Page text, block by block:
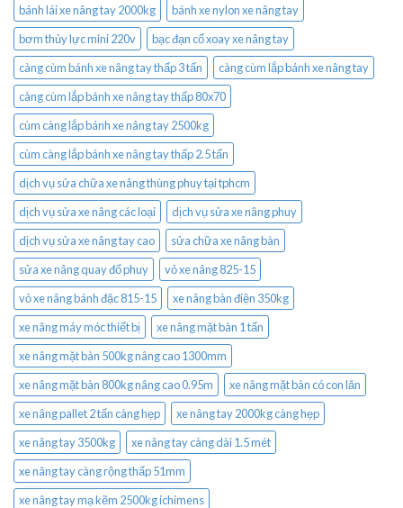
bánh lái xe nâng tay 2000kg
bánh xe nylon xe nâng tay
bơm thủy lực mini 220v
bạc đạn cổ xoay xe nâng tay
càng cùm bánh xe nâng tay thấp 3 tấn
càng cùm lắp bánh xe nâng tay
càng cùm lắp bánh xe nâng tay thấp 80x70
cùm càng lắp bánh xe nâng tay 2500kg
cùm càng lắp bánh xe nâng tay thấp 2.5 tấn
dịch vụ sửa chữa xe nâng thùng phuy tại tphcm
dịch vụ sửa xe nâng các loại
dịch vụ sửa xe nâng phuy
dịch vụ sửa xe nâng tay cao
sửa chữa xe nâng bàn
sửa xe nâng quay đổ phuy
vỏ xe nâng 825-15
vỏ xe nâng bánh đặc 815-15
xe nâng bàn điện 350kg
xe nâng máy móc thiết bị
xe nâng mặt bàn 1 tấn
xe nâng mặt bàn 500kg nâng cao 1300mm
xe nâng mặt bàn 800kg nâng cao 0.95m
xe nâng mặt bàn có con lăn
xe nâng pallet 2 tấn càng hẹp
xe nâng tay 2000kg càng hẹp
xe nâng tay 3500kg
xe nâng tay càng dài 1.5 mét
xe nâng tay càng rộng thấp 51mm
xe nâng tay mạ kẽm 2500kg ichimens